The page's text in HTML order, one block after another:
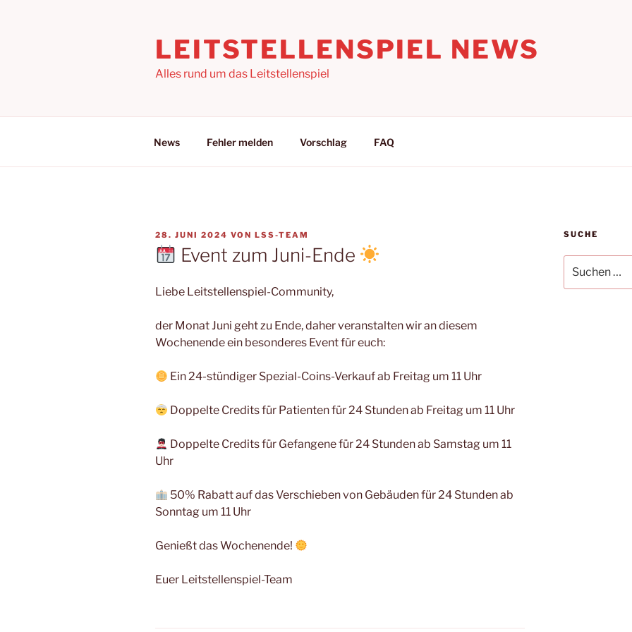
LEITSTELLENSPIEL NEWS
Alles rund um das Leitstellenspiel
News Fehler melden Vorschlag FAQ
VERÖFFENTLICHT
AM
28. JUNI 2024 VON LSS-TEAM
Event zum Juni-Ende
Liebe Leitstellenspiel-Community,
der Monat Juni geht zu Ende, daher veranstalten wir an diesem
Wochenende ein besonderes Event für euch:
Ein 24-stündiger Spezial-Coins-Verkauf ab Freitag um 11 Uhr
Doppelte Credits für Patienten für 24 Stunden ab Freitag um 11 Uhr
Doppelte Credits für Gefangene für 24 Stunden ab Samstag um 11
Uhr
50% Rabatt auf das Verschieben von Gebäuden für 24 Stunden ab
Sonntag um 11 Uhr
Genießt das Wochenende!
Euer Leitstellenspiel-Team
SUCHE
nach: